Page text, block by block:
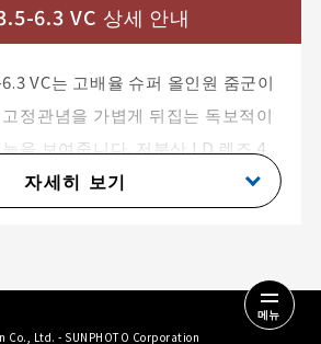
6.3 VC 상세 안내
VC는 고배율 슈퍼 올인원 줌군이
정관념을 가볍게 뒤집는 독보적이
을 보여줍니다. 저분산 LD 렌즈 4
이브리드 렌즈 3매를 촘촘히 엮어
의 방대한 하이엔드 광학 설계를 베
명하고 투명한 해상력을 균형 있게
자세히 보기
경량 컴팩트 디
메뉴
Co., Ltd. - SUNPHOTO Corporation